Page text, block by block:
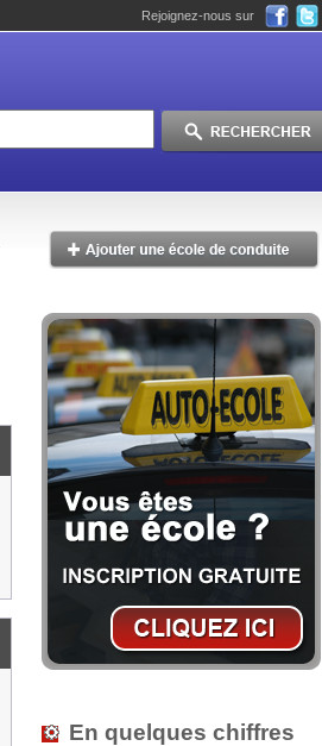
Rejoignez-nous sur
En quelques chiffres